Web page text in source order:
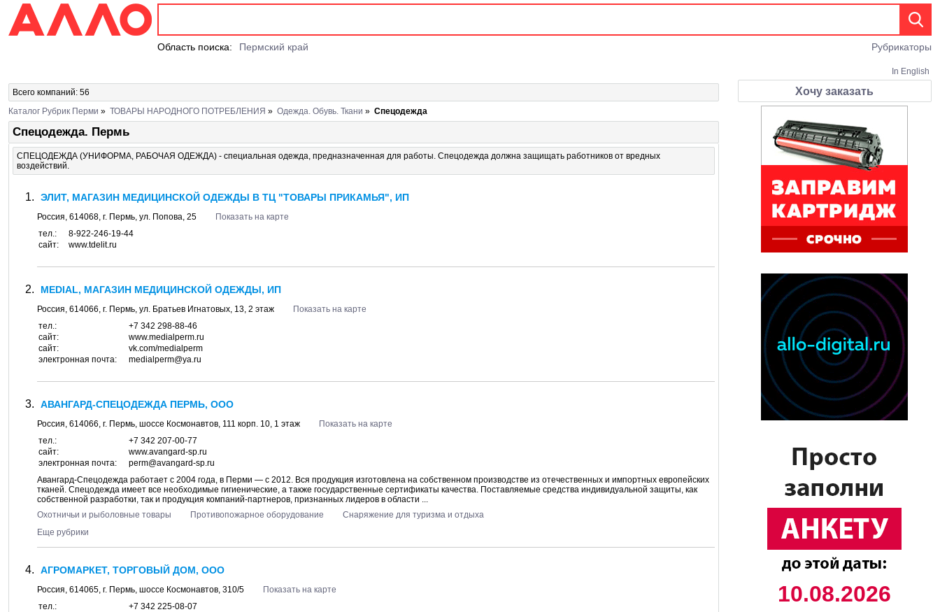
Рубрикаторы
Область поиска: Пермский край
In English
Всего компаний: 56
Каталог Рубрик Перми » ТОВАРЫ НАРОДНОГО ПОТРЕБЛЕНИЯ » Одежда. Обувь. Ткани » Спецодежда
Спецодежда. Пермь
СПЕЦОДЕЖДА (УНИФОРМА, РАБОЧАЯ ОДЕЖДА) - специальная одежда, предназначенная для работы. Спецодежда должна защищать работников от вредных
воздействий.
ЭЛИТ, МАГАЗИН МЕДИЦИНСКОЙ ОДЕЖДЫ В ТЦ "ТОВАРЫ ПРИКАМЬЯ", ИП
Россия, 614068, г. Пермь, ул. Попова, 25
Показать на карте
тел.:
8-922-246-19-44
сайт:
www.tdelit.ru
MEDIAL, МАГАЗИН МЕДИЦИНСКОЙ ОДЕЖДЫ, ИП
Россия, 614066, г. Пермь, ул. Братьев Игнатовых, 13, 2 этаж
Показать на карте
тел.:
+7 342 298-88-46
сайт:
www.medialperm.ru
сайт:
vk.com/medialperm
электронная почта:
medialperm@ya.ru
АВАНГАРД-СПЕЦОДЕЖДА ПЕРМЬ, ООО
Россия, 614066, г. Пермь, шоссе Космонавтов, 111 корп. 10, 1 этаж
Показать на карте
тел.:
+7 342 207-00-77
сайт:
www.avangard-sp.ru
электронная почта:
perm@avangard-sp.ru
Авангард-Спецодежда работает с 2004 года, в Перми — с 2012. Вся продукция изготовлена на собственном производстве из отечественных и импортных европейских
тканей. Спецодежда имеет все необходимые гигиенические, а также государственные сертификаты качества. Поставляемые средства индивидуальной защиты, как
собственной разработки, так и продукция компаний-партнеров, признанных лидеров в области ...
Охотничьи и рыболовные товары
Противопожарное оборудование
Снаряжение для туризма и отдыха
Еще рубрики
АГРОМАРКЕТ, ТОРГОВЫЙ ДОМ, ООО
Россия, 614065, г. Пермь, шоссе Космонавтов, 310/5
Показать на карте
тел.:
+7 342 225-08-07
Хочу заказать
10.08.2026